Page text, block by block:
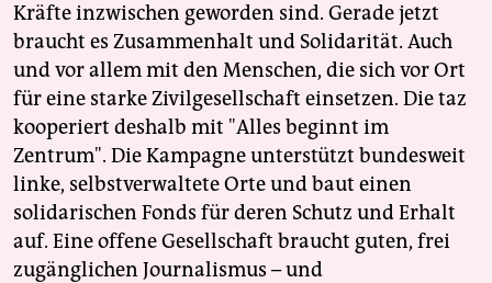
Kräfte inzwischen geworden sind. Gerade jetzt
braucht es Zusammenhalt und Solidarität. Auch
und vor allem mit den Menschen, die sich vor Ort
für eine starke Zivilgesellschaft einsetzen. Die taz
kooperiert deshalb mit "Alles beginnt im
Zentrum". Die Kampagne unterstützt bundesweit
linke, selbstverwaltete Orte und baut einen
solidarischen Fonds für deren Schutz und Erhalt
auf. Eine offene Gesellschaft braucht guten, frei
zugänglichen Journalismus – und